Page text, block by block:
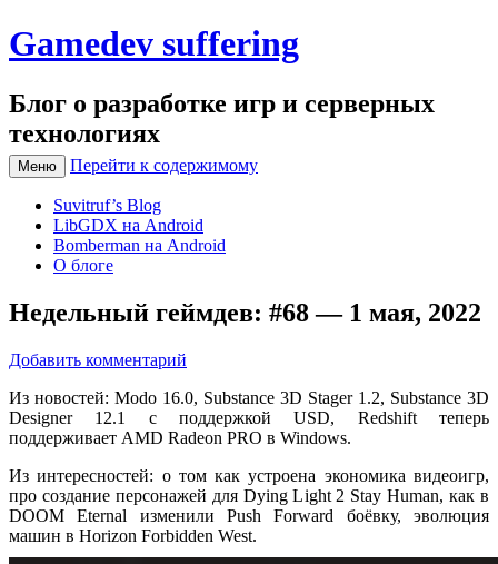
Gamedev suffering
Блог о разработке игр и серверных
технологиях
Меню Перейти к содержимому
Suvitruf’s Blog
LibGDX на Android
Bomberman на Android
О блоге
Недельный геймдев: #68 — 1 мая, 2022
Добавить комментарий
Из новостей: Modo 16.0, Substance 3D Stager 1.2, Substance 3D
Designer 12.1 с поддержкой USD, Redshift теперь
поддерживает AMD Radeon PRO в Windows.
Из интересностей: о том как устроена экономика видеоигр,
про создание персонажей для Dying Light 2 Stay Human, как в
DOOM Eternal изменили Push Forward боёвку, эволюция
машин в Horizon Forbidden West.